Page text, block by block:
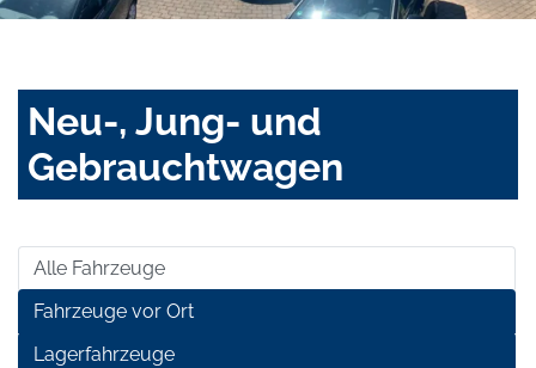
Neu-, Jung- und
Gebrauchtwagen
Alle Fahrzeuge
Fahrzeuge vor Ort
Lagerfahrzeuge